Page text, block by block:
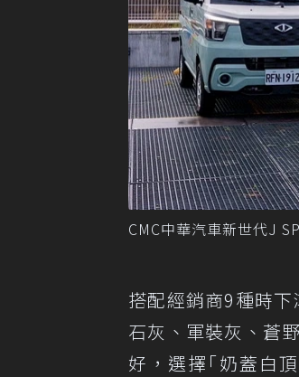
CMC中華汽車新世代J
搭配經銷商9種時
石灰、軍裝灰、蒼
好，選擇｢奶蓋白